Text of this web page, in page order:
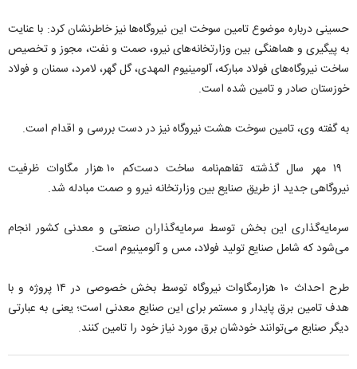
حسینی درباره موضوع تامین سوخت این نیروگاه‌ها نیز خاطرنشان کرد: با عنایت
به پیگیری و هماهنگی بین وزارتخانه‌های نیرو، صمت و نفت، مجوز و تخصیص
ساخت نیروگاه‌های فولاد مبارکه، آلومینیوم المهدی، گل گهر، لامرد، سمنان و فولاد
خوزستان صادر و تامین شده است.
به گفته وی، تامین سوخت هشت نیروگاه نیز در دست بررسی و اقدام است.
۱۹ مهر سال گذشته تفاهم‌نامه ساخت دست‌کم ۱۰ هزار مگاوات ظرفیت
نیروگاهی جدید از طریق صنایع بین وزارتخانه نیرو و صمت مبادله شد.
سرمایه‌گذاری این بخش توسط سرمایه‌گذاران صنعتی و معدنی کشور انجام
می‌شود که شامل صنایع تولید فولاد، مس و آلومینیوم است.
طرح احداث ۱۰ هزارمگاوات نیروگاه توسط بخش خصوصی در ۱۴ پروژه و با
هدف تامین برق پایدار و مستمر برای این صنایع معدنی است؛ یعنی به عبارتی
دیگر صنایع می‌توانند خودشان برق مورد نیاز خود را تامین کنند.